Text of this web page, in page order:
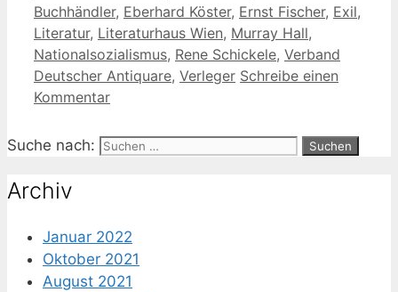
Buchhändler, Eberhard Köster, Ernst Fischer, Exil,
Literatur, Literaturhaus Wien, Murray Hall,
Nationalsozialismus, Rene Schickele, Verband
Deutscher Antiquare, Verleger Schreibe einen
Kommentar
Suche nach:
Archiv
Januar 2022
Oktober 2021
August 2021